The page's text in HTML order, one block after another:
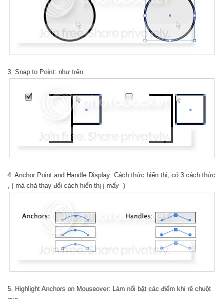
3. Snap to Point: như trên
4. Anchor Point and Handle Display: Cách thức hiển thị, có 3 cách thức
, ( mà chả thay đổi cách hiển thị j mấy )
5. Highlight Anchors on Mouseover: Làm nổi bật các điểm khi rê chuột